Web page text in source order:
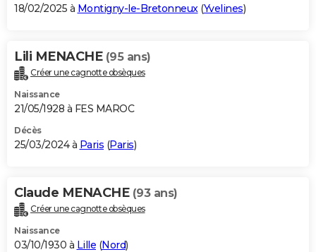
BONS PLANS
Carte de Noël
Carte Bonne année
Carte Saint-Valentin
Carte Pâques
Carte d'anniversaire
DICTIONNAIRE
Dictionnaire
Biographies
Citations
Expressions
Proverbes
PROGRAMME TV
S'inscrire
Se connecter
Lycées
Collèges
Primaires
Universités
Entreprises
Service militaire
Avis de recherche
AVIS DE DÉCÈS
Bricolage
Lifestyle
Culture
Sport
Auto
Television
Voyage
Cinema
18/02/2025 à Montigny-le-Bretonneux(Yvelines)
Lili MENACHE (95 ans)
Créer une cagnotte obsèques
Naissance
21/05/1928 à FES MAROC
Décès
25/03/2024 à Paris (Paris)
Claude MENACHE (93 ans)
Créer une cagnotte obsèques
Naissance
03/10/1930 à Lille (Nord)